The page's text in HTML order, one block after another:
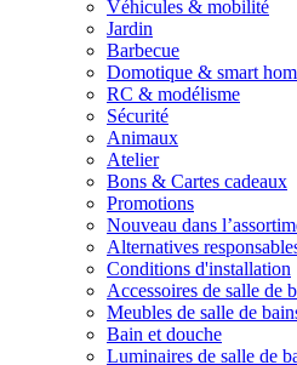
Véhicules & mobilité
Jardin
Barbecue
Domotique & smart
RC & modélisme
Sécurité
Animaux
Atelier
Bons & Cartes cadeaux
Promotions
Nouveau dans
Alternatives
Conditions d'installation
Accessoires de salle de
Meubles de salle de
Bain et douche
Luminaires de salle de